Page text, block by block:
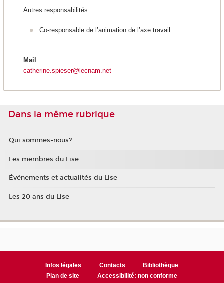
Autres responsabilités
Co-responsable de l’animation de l’axe travail
Mail
catherine.spieser@lecnam.net
Dans la même rubrique
Qui sommes-nous?
Les membres du Lise
Événements et actualités du Lise
Les 20 ans du Lise
Infos légales Contacts
Bibliothèque
Plan de site
Accessibilité: non conforme